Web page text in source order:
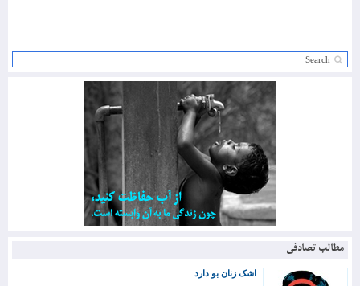
مطالب تصادفی
اشک زنان بو دارد